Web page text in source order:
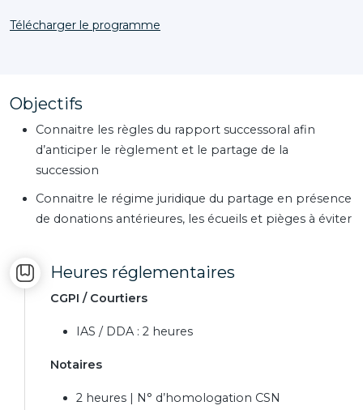
Télécharger le programme
Objectifs
Connaitre les règles du rapport successoral afin
d’anticiper le règlement et le partage de la
succession
Connaitre le régime juridique du partage en présence
de donations antérieures, les écueils et pièges à éviter
Heures réglementaires
CGPI / Courtiers
IAS / DDA : 2 heures
Notaires
2 heures | N° d’homologation CSN